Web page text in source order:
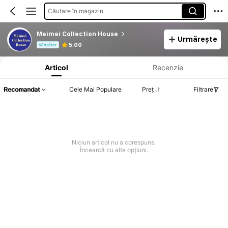
Căutare în magazin
Meimei Collection House
Vânzător 5.00
Urmărește
Informații despre produs: Divulgarea prețului, detalii privind vânzările și stocul.
Articol Recenzie
Recomandat Cele Mai Populare Preț Filtrare
Niciun articol nu a corespuns.
Încearcă cu alte opțiuni.